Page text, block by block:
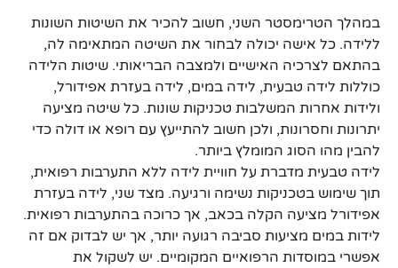
במהלך הטרימסטר השני, חשוב להכיר את השיטות השונות
ללידה. כל אישה יכולה לבחור את השיטה המתאימה לה,
בהתאם לצרכיה האישיים ולמצבה הבריאותי. שיטות הלידה
כוללות לידה טבעית, לידה במים, לידה בעזרת אפידורל,
ולידות אחרות המשלבות טכניקות שונות. כל שיטה מציעה
יתרונות וחסרונות, ולכן חשוב להתייעץ עם רופא או דולה כדי
להבין מהו הסוג המומלץ ביותר.
לידה טבעית מדברת על חוויית לידה ללא התערבות רפואית,
תוך שימוש בטכניקות נשימה ורגיעה. מצד שני, לידה בעזרת
אפידורל מציעה הקלה בכאב, אך כרוכה בהתערבות רפואית.
לידות במים מציעות סביבה רגועה יותר, אך יש לבדוק אם זה
אפשרי במוסדות הרפואיים המקומיים. יש לשקול את